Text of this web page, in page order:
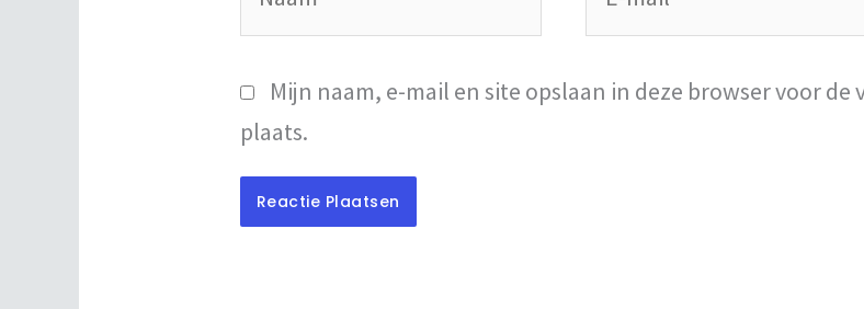
Mijn naam, e-mail en site opslaan in deze browser voor
plaats.